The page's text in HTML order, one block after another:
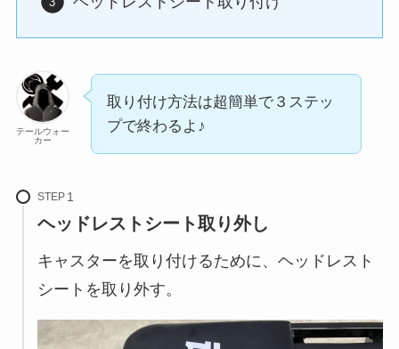
テールウォー
カー
取り付け方法は超簡単で３ステッ
プで終わるよ♪
STEP
ヘッドレストシート取り外し
キャスターを取り付けるために、ヘッドレスト
シートを取り外す。